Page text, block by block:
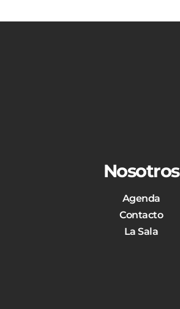
Nosotros
Agenda
Contacto
La Sala